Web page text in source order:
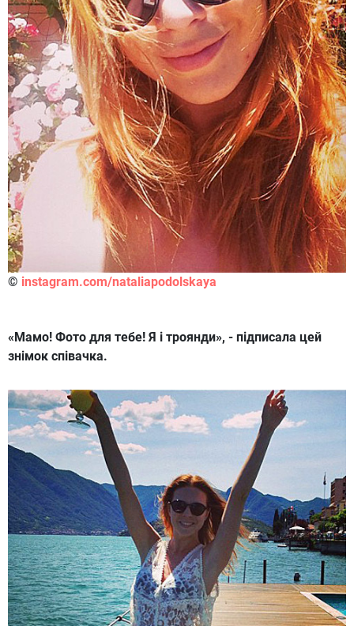
© instagram.com/nataliapodolskaya
«Мамо! Фото для тебе! Я і троянди», - підписала цей
знімок співачка.